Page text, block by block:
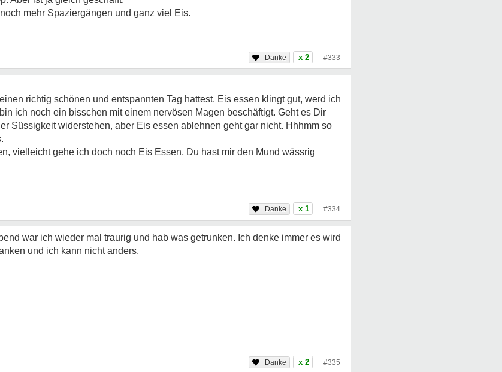
mehr Spaziergängen und ganz viel Eis.
x 2 #333
richtig schönen und entspannten Tag hattest. Eis essen klingt gut, werd ich
ich noch ein bisschen mit einem nervösen Magen beschäftigt. Geht es Dir
Süssigkeit widerstehen, aber Eis essen ablehnen geht gar nicht. Hhhmm so
vielleicht gehe ich doch noch Eis Essen, Du hast mir den Mund wässrig
x 1 #334
war ich wieder mal traurig und hab was getrunken. Ich denke immer es wird
und ich kann nicht anders.
x 2 #335